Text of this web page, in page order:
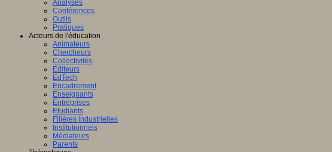
Analyses
Conférences
Outils
Pratiques
Acteurs de l'éducation
Animateurs
Chercheurs
Collectivités
Editeurs
EdTech
Encadrement
Enseignants
Entreprises
Etudiants
Filières industrielles
Institutionnels
Médiateurs
Parents